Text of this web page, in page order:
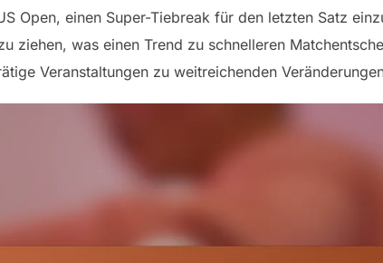
Open, einen Super-Tiebreak für den letzten Satz
ziehen, was einen Trend zu schnelleren
Veranstaltungen zu weitreichenden